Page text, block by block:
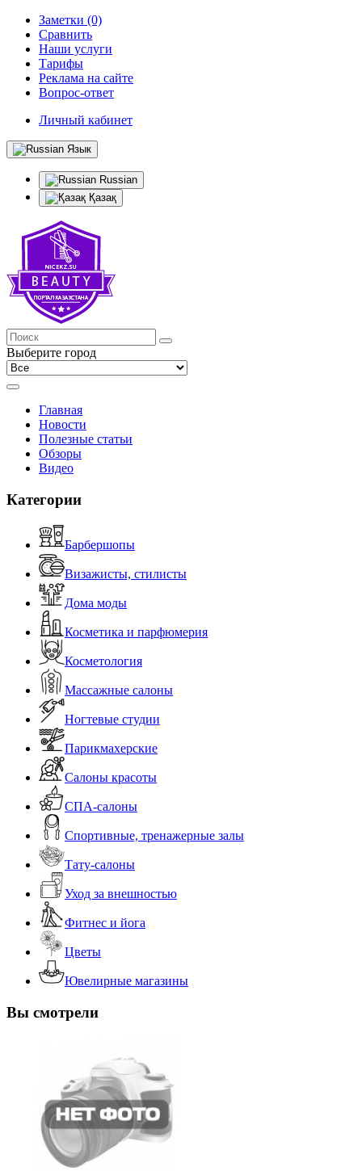
Заметки (0)
Сравнить
Наши услуги
Тарифы
Реклама на сайте
Вопрос-ответ
Личный кабинет
Язык
Russian
Қазақ
Выберите город
Главная
Новости
Полезные статьи
Обзоры
Видео
Категории
Барбершопы
Визажисты, стилисты
Дома моды
Косметика и парфюмерия
Косметология
Массажные салоны
Ногтевые студии
Парикмахерские
Салоны красоты
СПА-салоны
Спортивные, тренажерные залы
Тату-салоны
Уход за внешностью
Фитнес и йога
Цветы
Ювелирные магазины
Вы смотрели